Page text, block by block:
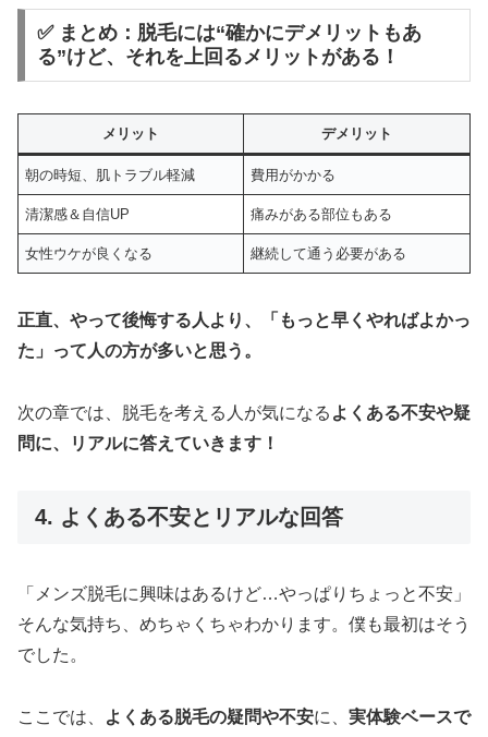
✅ まとめ：脱毛には“確かにデメリットもあ
る”けど、それを上回るメリットがある！
メリット デメリット
朝の時短、肌トラブル軽減 費用がかかる
清潔感＆自信UP 痛みがある部位もある
女性ウケが良くなる 継続して通う必要がある
正直、やって後悔する人より、「もっと早くやればよかっ
た」って人の方が多いと思う。
次の章では、脱毛を考える人が気になる よくある不安や疑
問に、リアルに答えていきます！
4. よくある不安とリアルな回答
「メンズ脱毛に興味はあるけど…やっぱりちょっと不安」
そんな気持ち、めちゃくちゃわかります。僕も最初はそう
でした。
ここでは、 よくある脱毛の疑問や不安に、 実体験ベースで